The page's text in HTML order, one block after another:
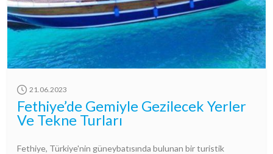
21.06.2023
Fethiye’de Gemiyle Gezilecek Yerler
Ve Tekne Turları
Fethiye, Türkiye'nin güneybatısında bulunan bir turistik